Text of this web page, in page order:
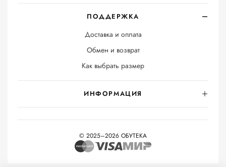
ПОДДЕРЖКА
Доставка и оплата
Обмен и возврат
Как выбрать размер
ИНФОРМАЦИЯ
© 2025–2026 ОБУТЕКА